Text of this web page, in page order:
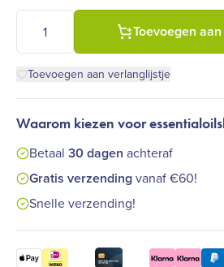
Farfalla - Teatree bio wild Grand Cru
Toevoegen
Toevoegen aan verlanglijstje
Waarom kiezen voor
Betaal 30 dagen achteraf
Gratis verzendingvanaf €60!
Snelle verzending!